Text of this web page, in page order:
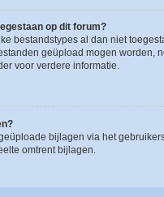
op dit forum?
bestandstypes al dan niet
geüpload mogen worden,
voor verdere informatie.
bijlagen via het
omtrent bijlagen.